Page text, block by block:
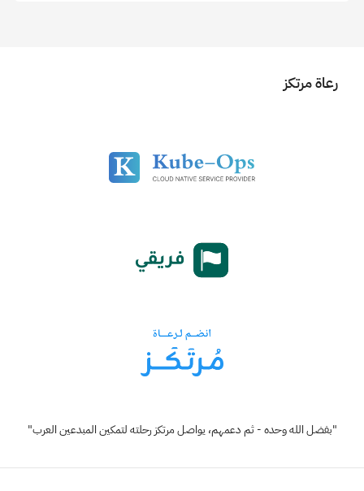
رعاة مرتكز
"بفضل الله وحده - ثم دعمهم، يواصل مرتكز رحلته لتمكين المبدعين العرب"